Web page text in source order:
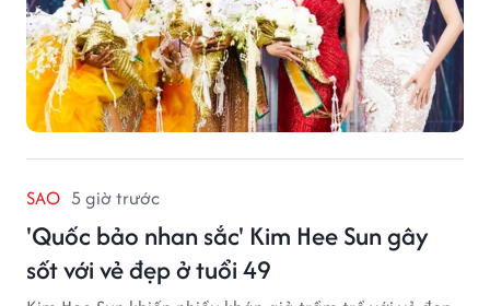
SAO 5 giờ trước
'Quốc bảo nhan sắc' Kim Hee Sun gây
sốt với vẻ đẹp ở tuổi 49